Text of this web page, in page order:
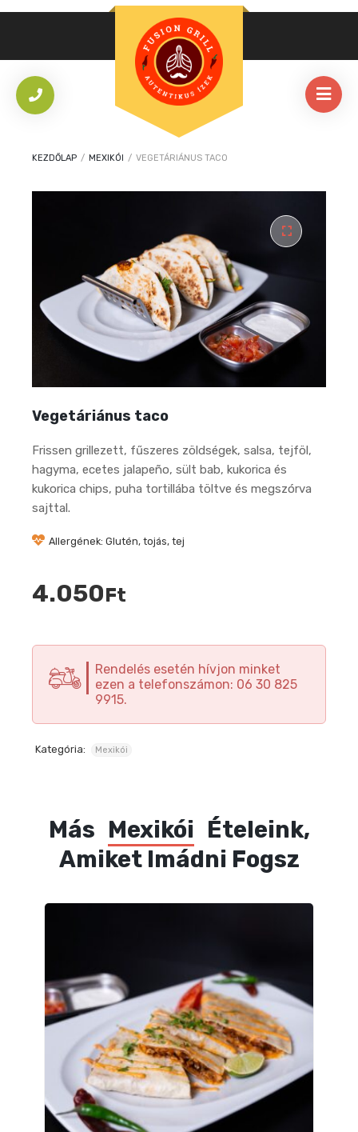
KEZDŐLAP / MEXIKÓI / VEGETÁRIÁNUS TACO
Vegetáriánus taco
Frissen grillezett, fűszeres zöldségek, salsa, tejföl,
hagyma, ecetes jalapeño, sült bab, kukorica és
kukorica chips, puha tortillába töltve és megszórva
sajttal.
Allergének: Glutén, tojás, tej
4.050Ft
Rendelés esetén hívjon minket
ezen a telefonszámon: 06 30 825
9915.
Kategória: Mexikói
Más Mexikói Ételeink,
Amiket Imádni Fogsz